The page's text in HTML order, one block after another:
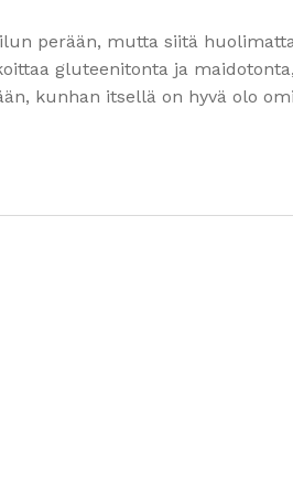
perään, mutta siitä
gluteenitonta ja
kunhan itsellä on hyvä olo